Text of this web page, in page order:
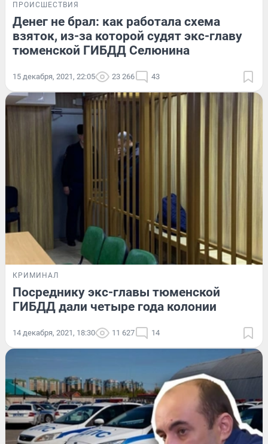
ПРОИСШЕСТВИЯ
Денег не брал: как работала схема
взяток, из-за которой судят экс-главу
тюменской ГИБДД Селюнина
15 декабря, 2021, 22:05 23 266 43
КРИМИНАЛ
Посреднику экс-главы тюменской
ГИБДД дали четыре года колонии
14 декабря, 2021, 18:30 11 627 14